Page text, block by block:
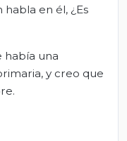
en él, ¿Es
había una
y creo que